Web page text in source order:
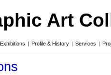
Art
| Profile & History | Services |